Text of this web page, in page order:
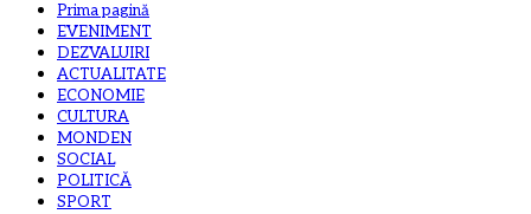
Prima pagină
EVENIMENT
DEZVALUIRI
ACTUALITATE
ECONOMIE
CULTURA
MONDEN
SOCIAL
POLITICĂ
SPORT